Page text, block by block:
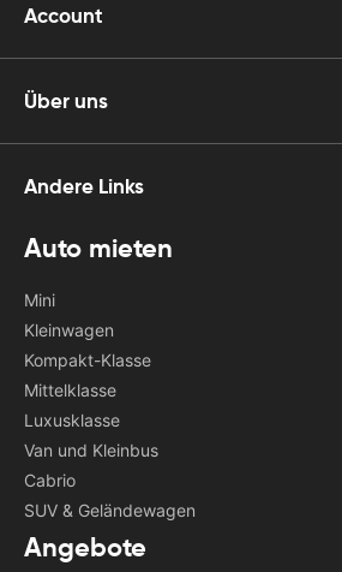
Account
Über uns
Andere Links
Auto mieten
Mini
Kleinwagen
Kompakt-Klasse
Mittelklasse
Luxusklasse
Van und Kleinbus
Cabrio
SUV & Geländewagen
Angebote